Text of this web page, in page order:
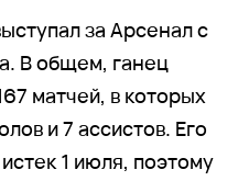
за Арсенал с
В общем, ганец
матчей, в которых
и 7 ассистов. Его
1 июля, поэтому